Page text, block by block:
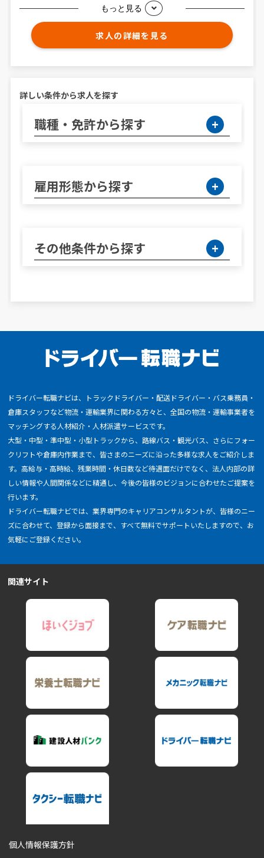
もっと見る
求人の詳細を見る
詳しい条件から求人を探す
職種・免許から探す
雇用形態から探す
その他条件から探す
ドライバー転職ナビは、トラックドライバー・配送ドライバー・バス乗務員・
倉庫スタッフなど物流・運輸業界に関わる方々と、全国の物流・運輸事業者を
マッチングする人材紹介・人材派遣サービスです。
大型・中型・準中型・小型トラックから、路線バス・観光バス、さらにフォー
クリフトや倉庫内作業まで、皆さまのニーズに沿った多様な求人をご紹介しま
す。高給与・高時給、残業時間・休日数など待遇面だけでなく、法人内部の詳
しい情報や人間関係などに精通し、今後の皆様のビジョンに合わせたご提案を
行います。
ドライバー転職ナビでは、業界専門のキャリアコンサルタントが、皆様のニー
ズに合わせて、登録から面接まで、すべて無料でサポートいたしますので、お
気軽にご登録ください。
関連サイト
個人情報保護方針